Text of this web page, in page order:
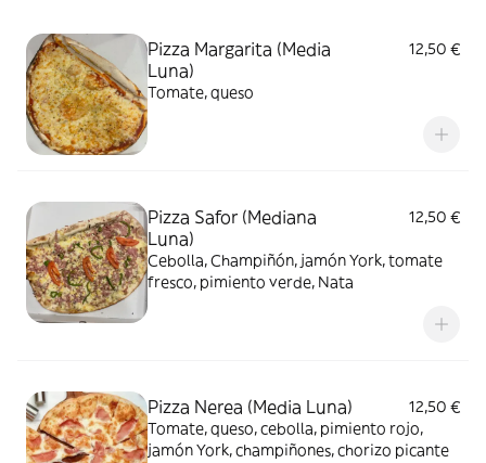
Pizza Margarita (Media
Luna)
12,50 €
Tomate, queso
Pizza Safor (Mediana
Luna)
12,50 €
Cebolla, Champiñón, jamón York, tomate
fresco, pimiento verde, Nata
Pizza Nerea (Media Luna)
12,50 €
Tomate, queso, cebolla, pimiento rojo,
jamón York, champiñones, chorizo picante